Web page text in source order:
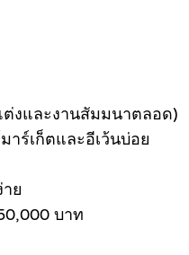
งและงานสัมมนาตลอด)
าร์เก็ตและอีเว้นบ่อย
ย
บาท